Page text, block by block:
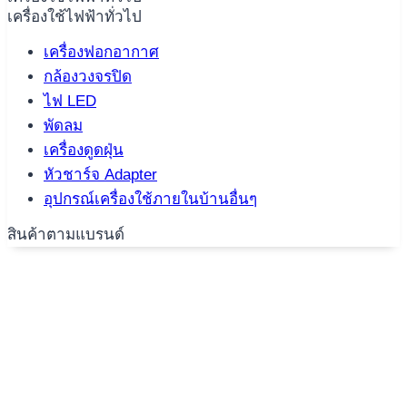
เครื่องใช้ไฟฟ้าทั่วไป
เครื่องฟอกอากาศ
กล้องวงจรปิด
ไฟ LED
พัดลม
เครื่องดูดฝุ่น
หัวชาร์จ Adapter
อุปกรณ์เครื่องใช้ภายในบ้านอื่นๆ
สินค้าตามแบรนด์